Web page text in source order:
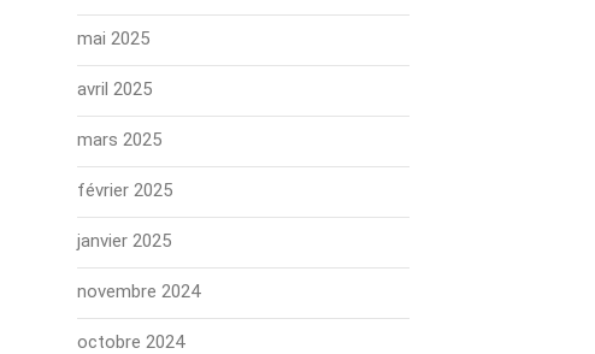
mai 2025
avril 2025
mars 2025
février 2025
janvier 2025
novembre 2024
octobre 2024